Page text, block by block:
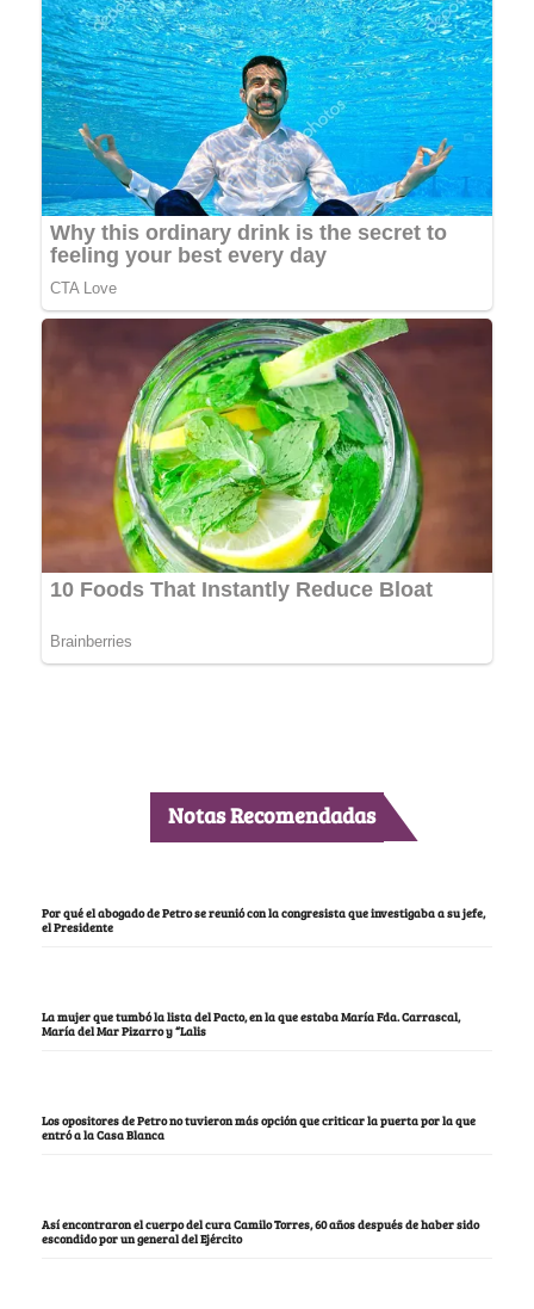
Notas Recomendadas
Por qué el abogado de Petro se reunió con la congresista que investigaba a su jefe,
el Presidente
La mujer que tumbó la lista del Pacto, en la que estaba María Fda. Carrascal,
María del Mar Pizarro y “Lalis
Los opositores de Petro no tuvieron más opción que criticar la puerta por la que
entró a la Casa Blanca
Así encontraron el cuerpo del cura Camilo Torres, 60 años después de haber sido
escondido por un general del Ejército